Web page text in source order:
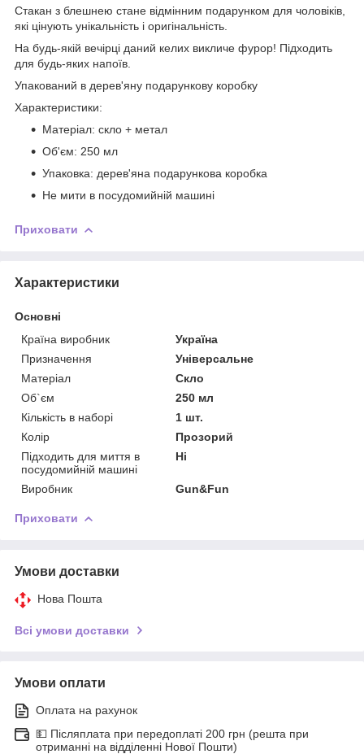
Стакан з блешнею стане відмінним подарунком для чоловіків,
які цінують унікальність і оригінальність.
На будь-якій вечірці даний келих викличе фурор! Підходить
для будь-яких напоїв.
Упакований в дерев'яну подарункову коробку
Характеристики:
Матеріал: скло + метал
Об'єм: 250 мл
Упаковка: дерев'яна подарункова коробка
Не мити в посудомийній машині
Приховати
Характеристики
Основні
Країна виробник
Україна
Призначення
Універсальне
Матеріал
Скло
Об`єм
250 мл
Кількість в наборі
1 шт.
Колір
Прозорий
Підходить для миття в
посудомийній машині
Ні
Виробник Gun&Fun
Приховати
Умови доставки
Нова Пошта
Всі умови доставки
Умови оплати
Оплата на рахунок
💵 Післяплата при передоплаті 200 грн (решта при
отриманні на відділенні Нової Пошти)